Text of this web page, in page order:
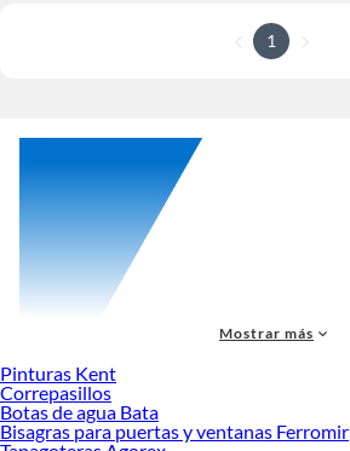
1
Accesorios de herramientas eléctricas
Dremel y herramientas multipropósito
Taladro percutor
Mostrar más
Pinturas Kent
Correpasillos
Botas de agua Bata
Bisagras para puertas y ventanas Ferromir